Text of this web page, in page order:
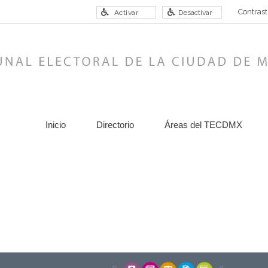
Activar Desactivar Contrast
Inicio Directorio Áreas del TECDMX